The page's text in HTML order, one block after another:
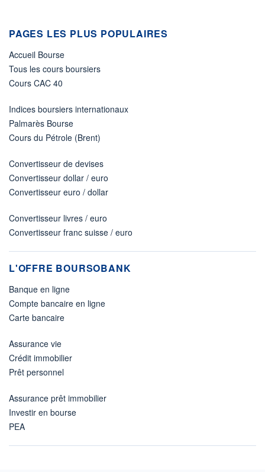
PAGES LES PLUS POPULAIRES
Accueil Bourse
Tous les cours boursiers
Cours CAC 40
Indices boursiers internationaux
Palmarès Bourse
Cours du Pétrole (Brent)
Convertisseur de devises
Convertisseur dollar / euro
Convertisseur euro / dollar
Convertisseur livres / euro
Convertisseur franc suisse / euro
L'OFFRE BOURSOBANK
Banque en ligne
Compte bancaire en ligne
Carte bancaire
Assurance vie
Crédit immobilier
Prêt personnel
Assurance prêt immobilier
Investir en bourse
PEA